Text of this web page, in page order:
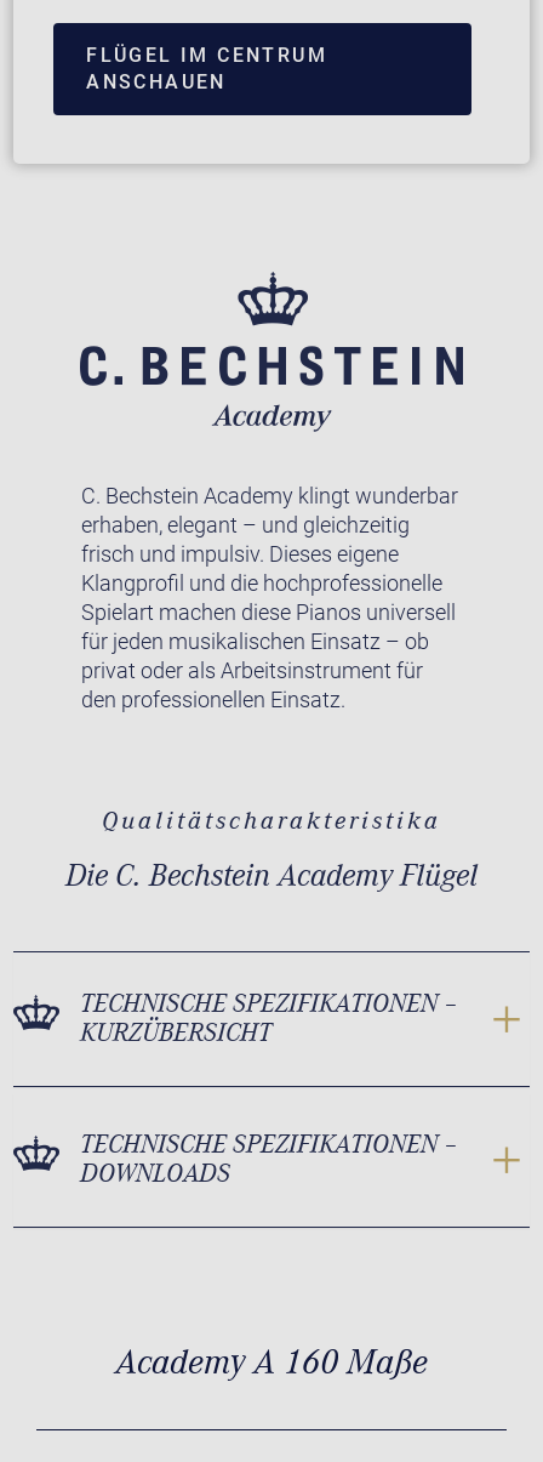
FLÜGEL IM CENTRUM
ANSCHAUEN
C. Bechstein Academy klingt wunderbar
erhaben, elegant – und gleichzeitig
frisch und impulsiv. Dieses eigene
Klangprofil und die hochprofessionelle
Spielart machen diese Pianos universell
für jeden musikalischen Einsatz – ob
privat oder als Arbeitsinstrument für
den professionellen Einsatz.
Qualitätscharakteristika
Die C. Bechstein Academy Flügel
TECHNISCHE SPEZIFIKATIONEN –
KURZÜBERSICHT
TECHNISCHE SPEZIFIKATIONEN –
DOWNLOADS
Academy A 160 Maße